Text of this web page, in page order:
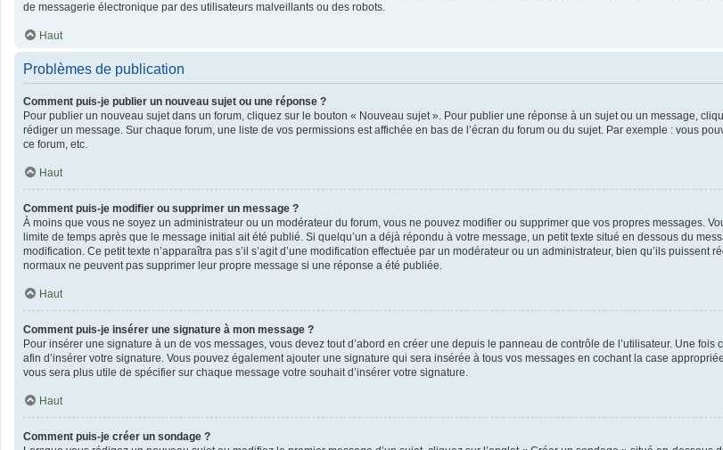
de messagerie électronique par des utilisateurs malveillants ou des robots.
Haut
Problèmes de publication
Comment puis-je publier un nouveau sujet ou une réponse ?
Pour publier un nouveau sujet dans un forum, cliquez sur le bouton « Nouveau sujet ». Pour publier une réponse à un sujet ou un message,
rédiger un message. Sur chaque forum, une liste de vos permissions est affichée en bas de l’écran du forum ou du sujet. Par exemple : vous
ce forum, etc.
Haut
Comment puis-je modifier ou supprimer un message ?
À moins que vous ne soyez un administrateur ou un modérateur du forum, vous ne pouvez modifier ou supprimer que vos propres messages.
limite de temps après que le message initial ait été publié. Si quelqu’un a déjà répondu à votre message, un petit texte situé en dessous du
modification. Ce petit texte n’apparaîtra pas s’il s’agit d’une modification effectuée par un modérateur ou un administrateur, bien qu’ils
normaux ne peuvent pas supprimer leur propre message si une réponse a été publiée.
Haut
Comment puis-je insérer une signature à mon message ?
Pour insérer une signature à un de vos messages, vous devez tout d’abord en créer une depuis le panneau de contrôle de l’utilisateur. Une
afin d’insérer votre signature. Vous pouvez également ajouter une signature qui sera insérée à tous vos messages en cochant la case
vous sera plus utile de spécifier sur chaque message votre souhait d’insérer votre signature.
Haut
Comment puis-je créer un sondage ?